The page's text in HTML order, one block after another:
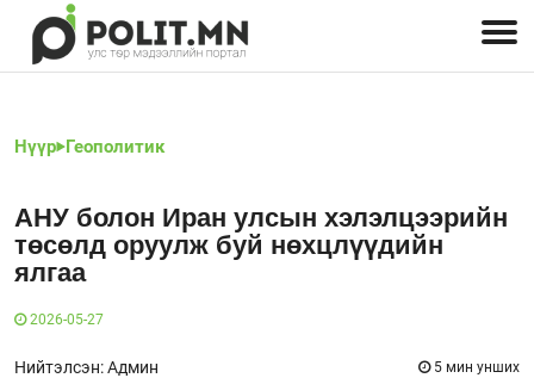
Нүүр Геополитик
АНУ болон Иран улсын хэлэлцээрийн
төсөлд оруулж буй нөхцлүүдийн
ялгаа
2026-05-27
Нийтэлсэн: Админ 5 мин унших